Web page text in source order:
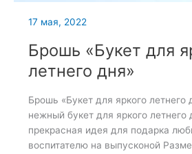
17 мая, 2022
Брошь «Букет для
летнего дня»
Брошь «Букет для яркого летнего
нежный букет для яркого летнего
прекрасная идея для подарка
воспитателю на выпусконой